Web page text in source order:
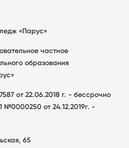
«Парус»
частное
образования
от 22.06.2018 г. - бессрочно
№0000250 от 24.12.2019г. -
65